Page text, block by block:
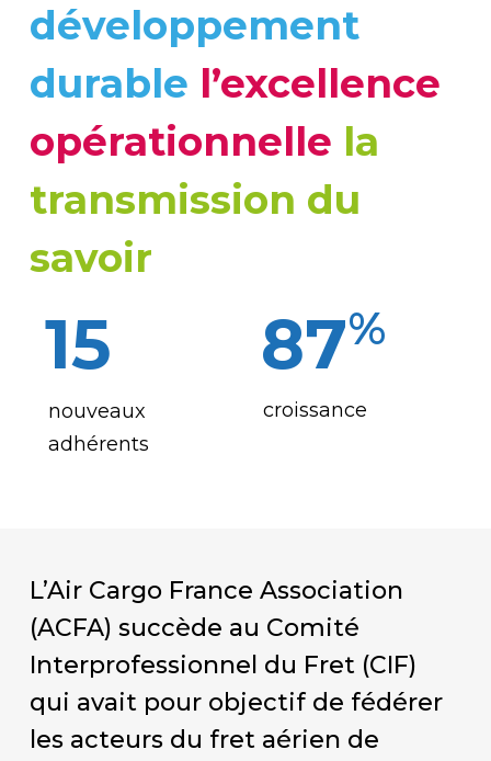
développement
durable l’excellence
opérationnelle la
transmission du
savoir
15
nouveaux
adhérents
87%
croissance
L’Air Cargo France Association
(ACFA) succède au Comité
Interprofessionnel du Fret (CIF)
qui avait pour objectif de fédérer
les acteurs du fret aérien de